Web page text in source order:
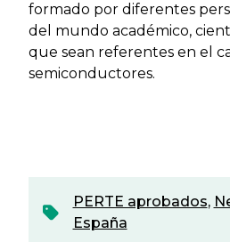
formado por diferentes
del mundo académico,
que sean referentes en el
semiconductores.
PERTE aprobados,
España